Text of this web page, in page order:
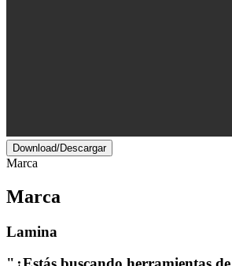
Download/Descargar
Marca
Marca
Lamina